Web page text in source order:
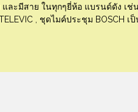
ละมีสาย ในทุกๆยี่ห้อ แบรนด์ดัง เช่
, ชุดไมค์ประชุม BOSCH เ